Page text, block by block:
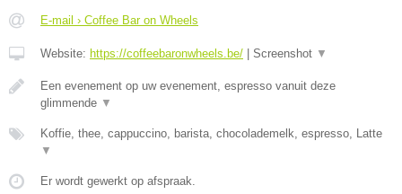
E-mail › Coffee Bar on Wheels
Website: https://coffeebaronwheels.be/ | Screenshot ▼
Een evenement op uw evenement, espresso vanuit deze
glimmende ▼
Koffie, thee, cappuccino, barista, chocolademelk, espresso, Latte
▼
Er wordt gewerkt op afspraak.